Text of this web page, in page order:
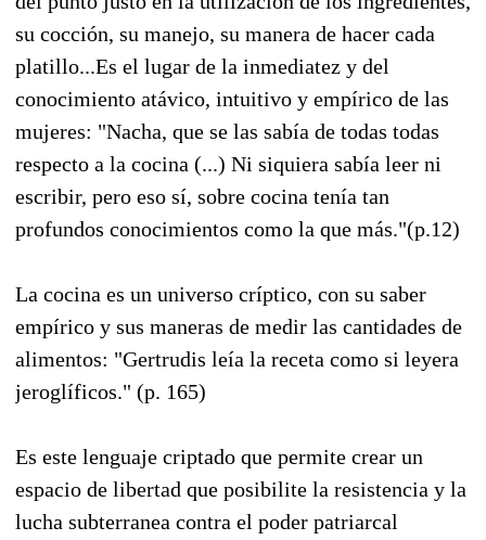
su cocción, su manejo, su manera de hacer cada
platillo...Es el lugar de la inmediatez y del
conocimiento atávico, intuitivo y empírico de las
mujeres: "Nacha, que se las sabía de todas todas
respecto a la cocina (...) Ni siquiera sabía leer ni
escribir, pero eso sí, sobre cocina tenía tan
profundos conocimientos como la que más."(p.12)
La cocina es un universo críptico, con su saber
empírico y sus maneras de medir las cantidades de
alimentos: "Gertrudis leía la receta como si leyera
jeroglíficos." (p. 165)
Es este lenguaje criptado que permite crear un
espacio de libertad que posibilite la resistencia y la
lucha subterranea contra el poder patriarcal